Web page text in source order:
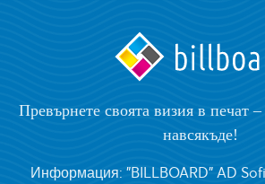
Превърнете своята визия в печат
навсякъде!
Информация: "BILLBOARD" AD